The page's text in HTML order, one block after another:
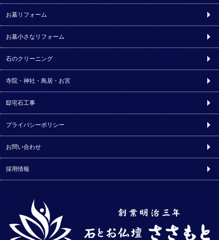
お墓リフォーム
お墓小さなリフォーム
石のクリーニング
寺院・神社・鳥居・お宮
邸宅石工事
プライバシーポリシー
お問い合わせ
採用情報